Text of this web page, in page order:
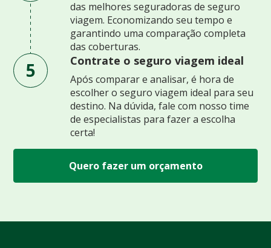
das melhores seguradoras de seguro
viagem. Economizando seu tempo e
garantindo uma comparação completa
das coberturas.
5 Contrate o seguro viagem ideal
Após comparar e analisar, é hora de
escolher o seguro viagem ideal para seu
destino. Na dúvida, fale com nosso time
de especialistas para fazer a escolha
certa!
Quero fazer um orçamento